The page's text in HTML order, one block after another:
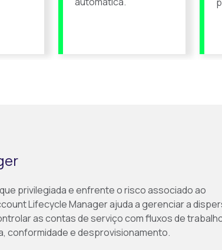
privilegiada e enfrente o risco associado ao
Lifecycle Manager ajuda a gerenciar a
as contas de serviço com fluxos de
conformidade e desprovisionamento.